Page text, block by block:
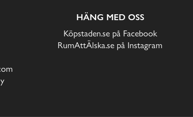
HÄNG MED OSS
Köpstaden.se på Facebook
RumAttÄlska.se på Instagram